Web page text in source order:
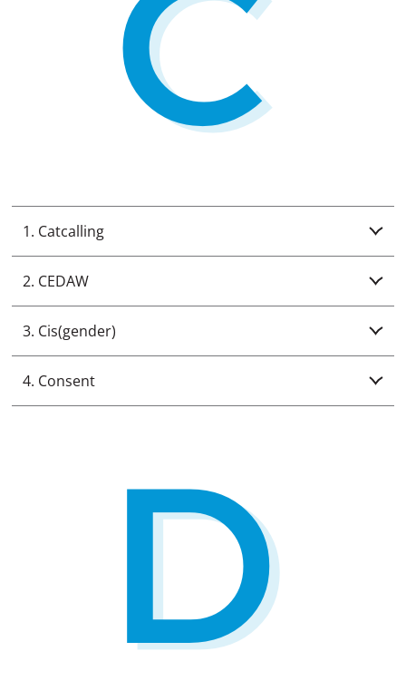
1. Catcalling
2. CEDAW
3. Cis(gender)
4. Consent